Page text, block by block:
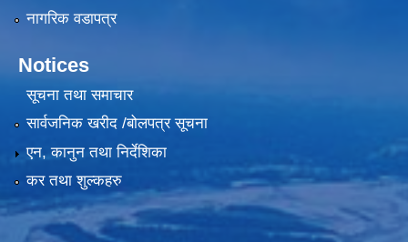
नागरिक वडापत्र
Notices
सूचना तथा समाचार
सार्वजनिक खरीद /बोलपत्र सूचना
एन, कानुन तथा निर्देशिका
कर तथा शुल्कहरु